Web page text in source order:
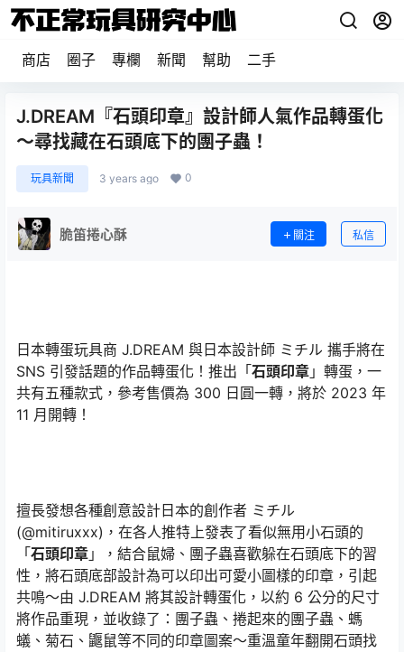
商店 圈子 專欄 新聞 幫助 二手
J.DREAM『石頭印章』設計師人氣作品轉蛋化
～尋找藏在石頭底下的團子蟲！
玩具新聞 3 years ago 0
脆笛捲心酥 關注 私信
日本轉蛋玩具商 J.DREAM 與日本設計師 ミチル 攜手將在
SNS 引發話題的作品轉蛋化！推出「石頭印章 」轉蛋，一
共有五種款式，參考售價為 300 日圓一轉，將於 2023 年
11 月開轉！
擅長發想各種創意設計日本的創作者 ミチル
(@mitiruxxx)，在各人推特上發表了看似無用小石頭的
「石頭印章 」，結合鼠婦、團子蟲喜歡躲在石頭底下的習
性，將石頭底部設計為可以印出可愛小圖樣的印章，引起
共鳴～由 J.DREAM 將其設計轉蛋化，以約 6 公分的尺寸
將作品重現，並收錄了：團子蟲、捲起來的團子蟲、螞
蟻、菊石、鼴鼠等不同的印章圖案～重溫童年翻開石頭找